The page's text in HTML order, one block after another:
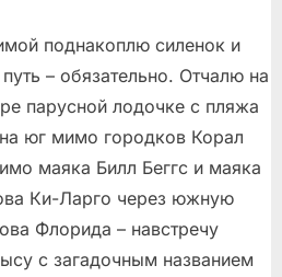
поднакоплю силенок и
– обязательно. Отчалю на
парусной лодочке с пляжа
юг мимо городков Корал
маяка Билл Беггс и маяка
Ки-Ларго через южную
Флорида – навстречу
с загадочным названием